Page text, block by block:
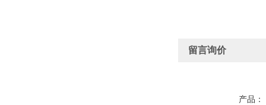
留言询价
产品：